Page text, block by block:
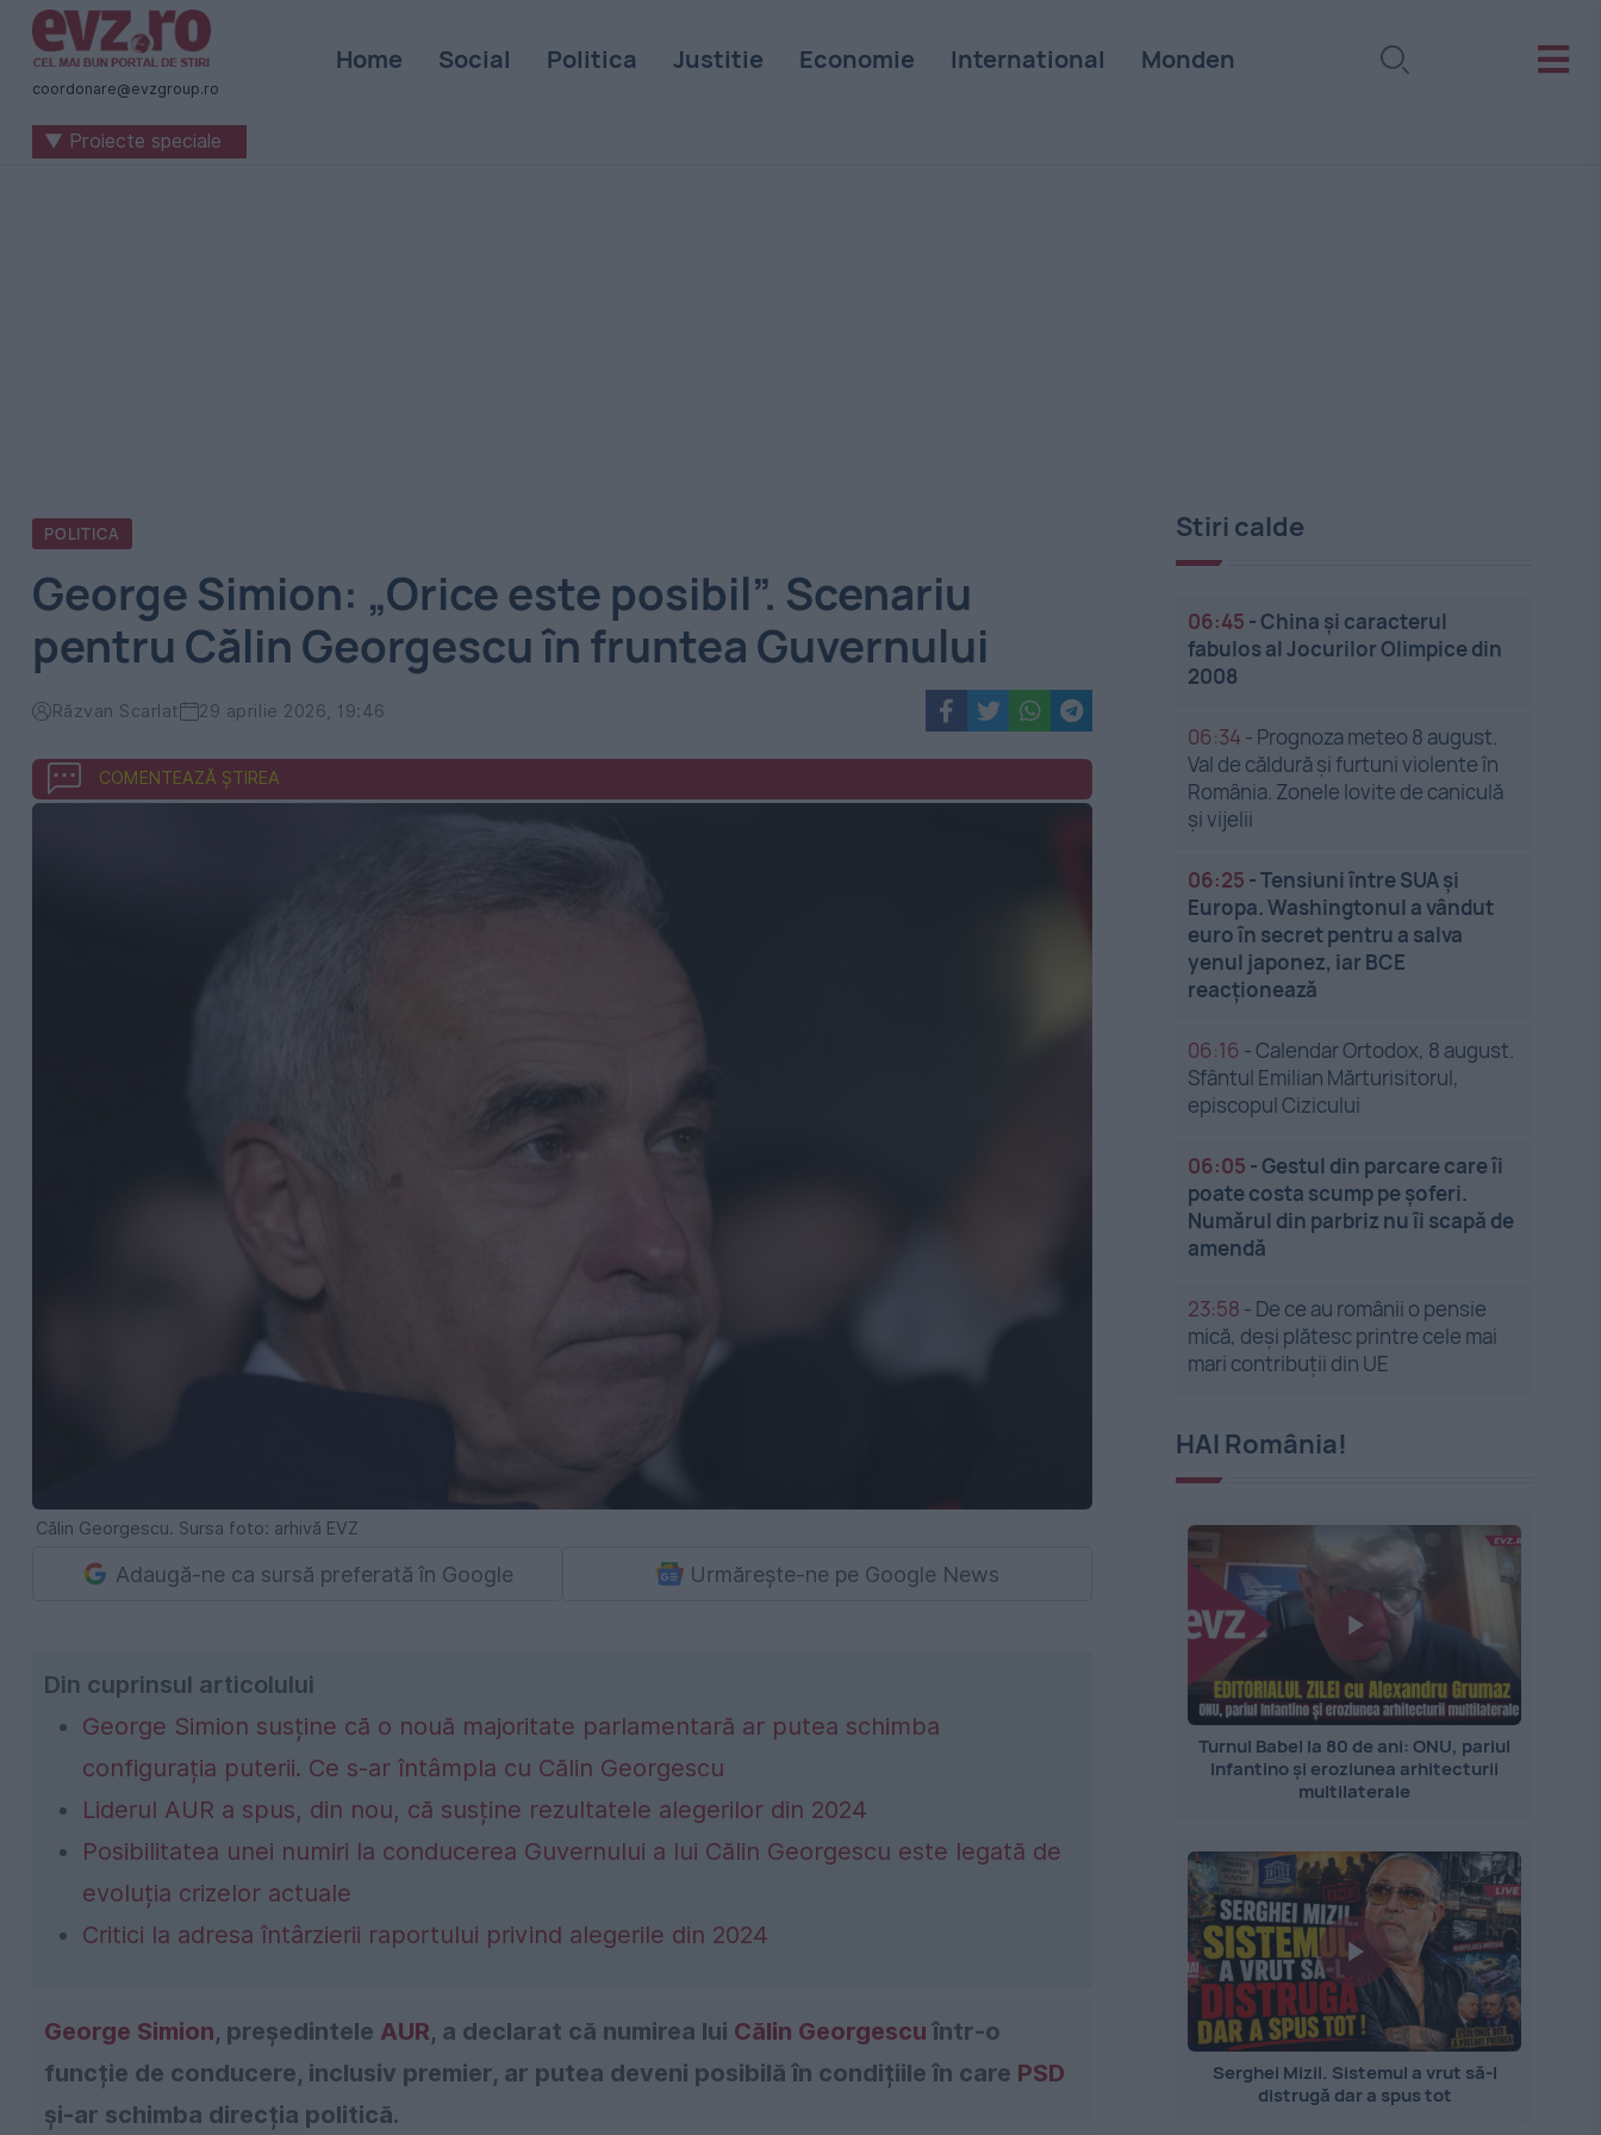
Știri
naționale
internaționale
coordonare@evzgroup.ro
Home Social Politica Justitie Economie International Monden
▼ Proiecte speciale
POLITICA
George Simion: „Orice este posibil”. Scenariu
pentru Călin Georgescu în fruntea Guvernului
Răzvan Scarlat 29 aprilie 2026, 19:46
COMENTEAZĂ ȘTIREA
Călin Georgescu. Sursa foto: arhivă EVZ
Adaugă-ne ca sursă preferată în Google Urmărește-ne pe Google News
Din cuprinsul articolului
George Simion susține că o nouă majoritate parlamentară ar putea schimba
configurația puterii. Ce s-ar întâmpla cu Călin Georgescu
Liderul AUR a spus, din nou, că susține rezultatele alegerilor din 2024
Posibilitatea unei numiri la conducerea Guvernului a lui Călin Georgescu este legată de
evoluția crizelor actuale
Critici la adresa întârzierii raportului privind alegerile din 2024
George Simion, președintele AUR, a declarat că numirea lui Călin Georgescu într-o
funcție de conducere, inclusiv premier, ar putea deveni posibilă în condițiile în care PSD
și-ar schimba direcția politică.
Stiri calde
06:45 -China și caracterul
fabulos al Jocurilor Olimpice din
2008
06:34 - Prognoza meteo 8 august.
Val de căldură și furtuni violente în
România. Zonele lovite de caniculă
și vijelii
06:25 -Tensiuni între SUA și
Europa. Washingtonul a vândut
euro în secret pentru a salva
yenul japonez, iar BCE
reacționează
06:16 -Calendar Ortodox, 8 august.
Sfântul Emilian Mărturisitorul,
episcopul Cizicului
06:05 -Gestul din parcare care îi
poate costa scump pe șoferi.
Numărul din parbriz nu îi scapă de
amendă
23:58 - De ce au românii o pensie
mică, deși plătesc printre cele mai
mari contribuții din UE
HAI România!
Turnul Babel la 80 de ani: ONU, pariul
Infantino și eroziunea arhitecturii
multilaterale
Serghei Mizil. Sistemul a vrut să-l
distrugă dar a spus tot